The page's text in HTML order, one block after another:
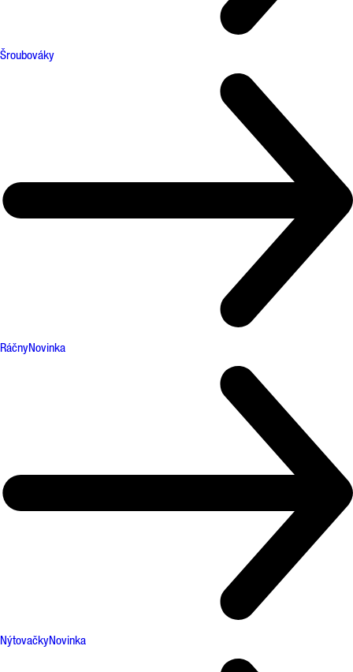
Šroubováky
RáčnyNovinka
NýtovačkyNovinka